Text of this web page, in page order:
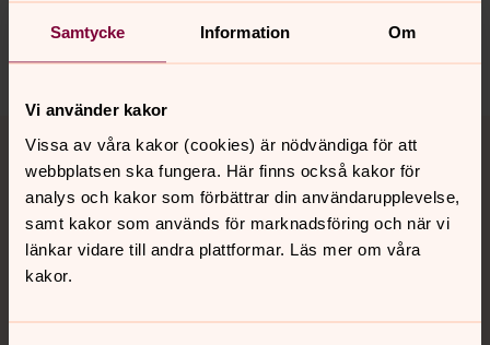
Samtycke Information Om
Vi använder kakor
Vissa av våra kakor (cookies) är nödvändiga för att
webbplatsen ska fungera. Här finns också kakor för
analys och kakor som förbättrar din användarupplevelse,
samt kakor som används för marknadsföring och när vi
länkar vidare till andra plattformar. Läs mer om våra
kakor.
Kontakt
Kalender